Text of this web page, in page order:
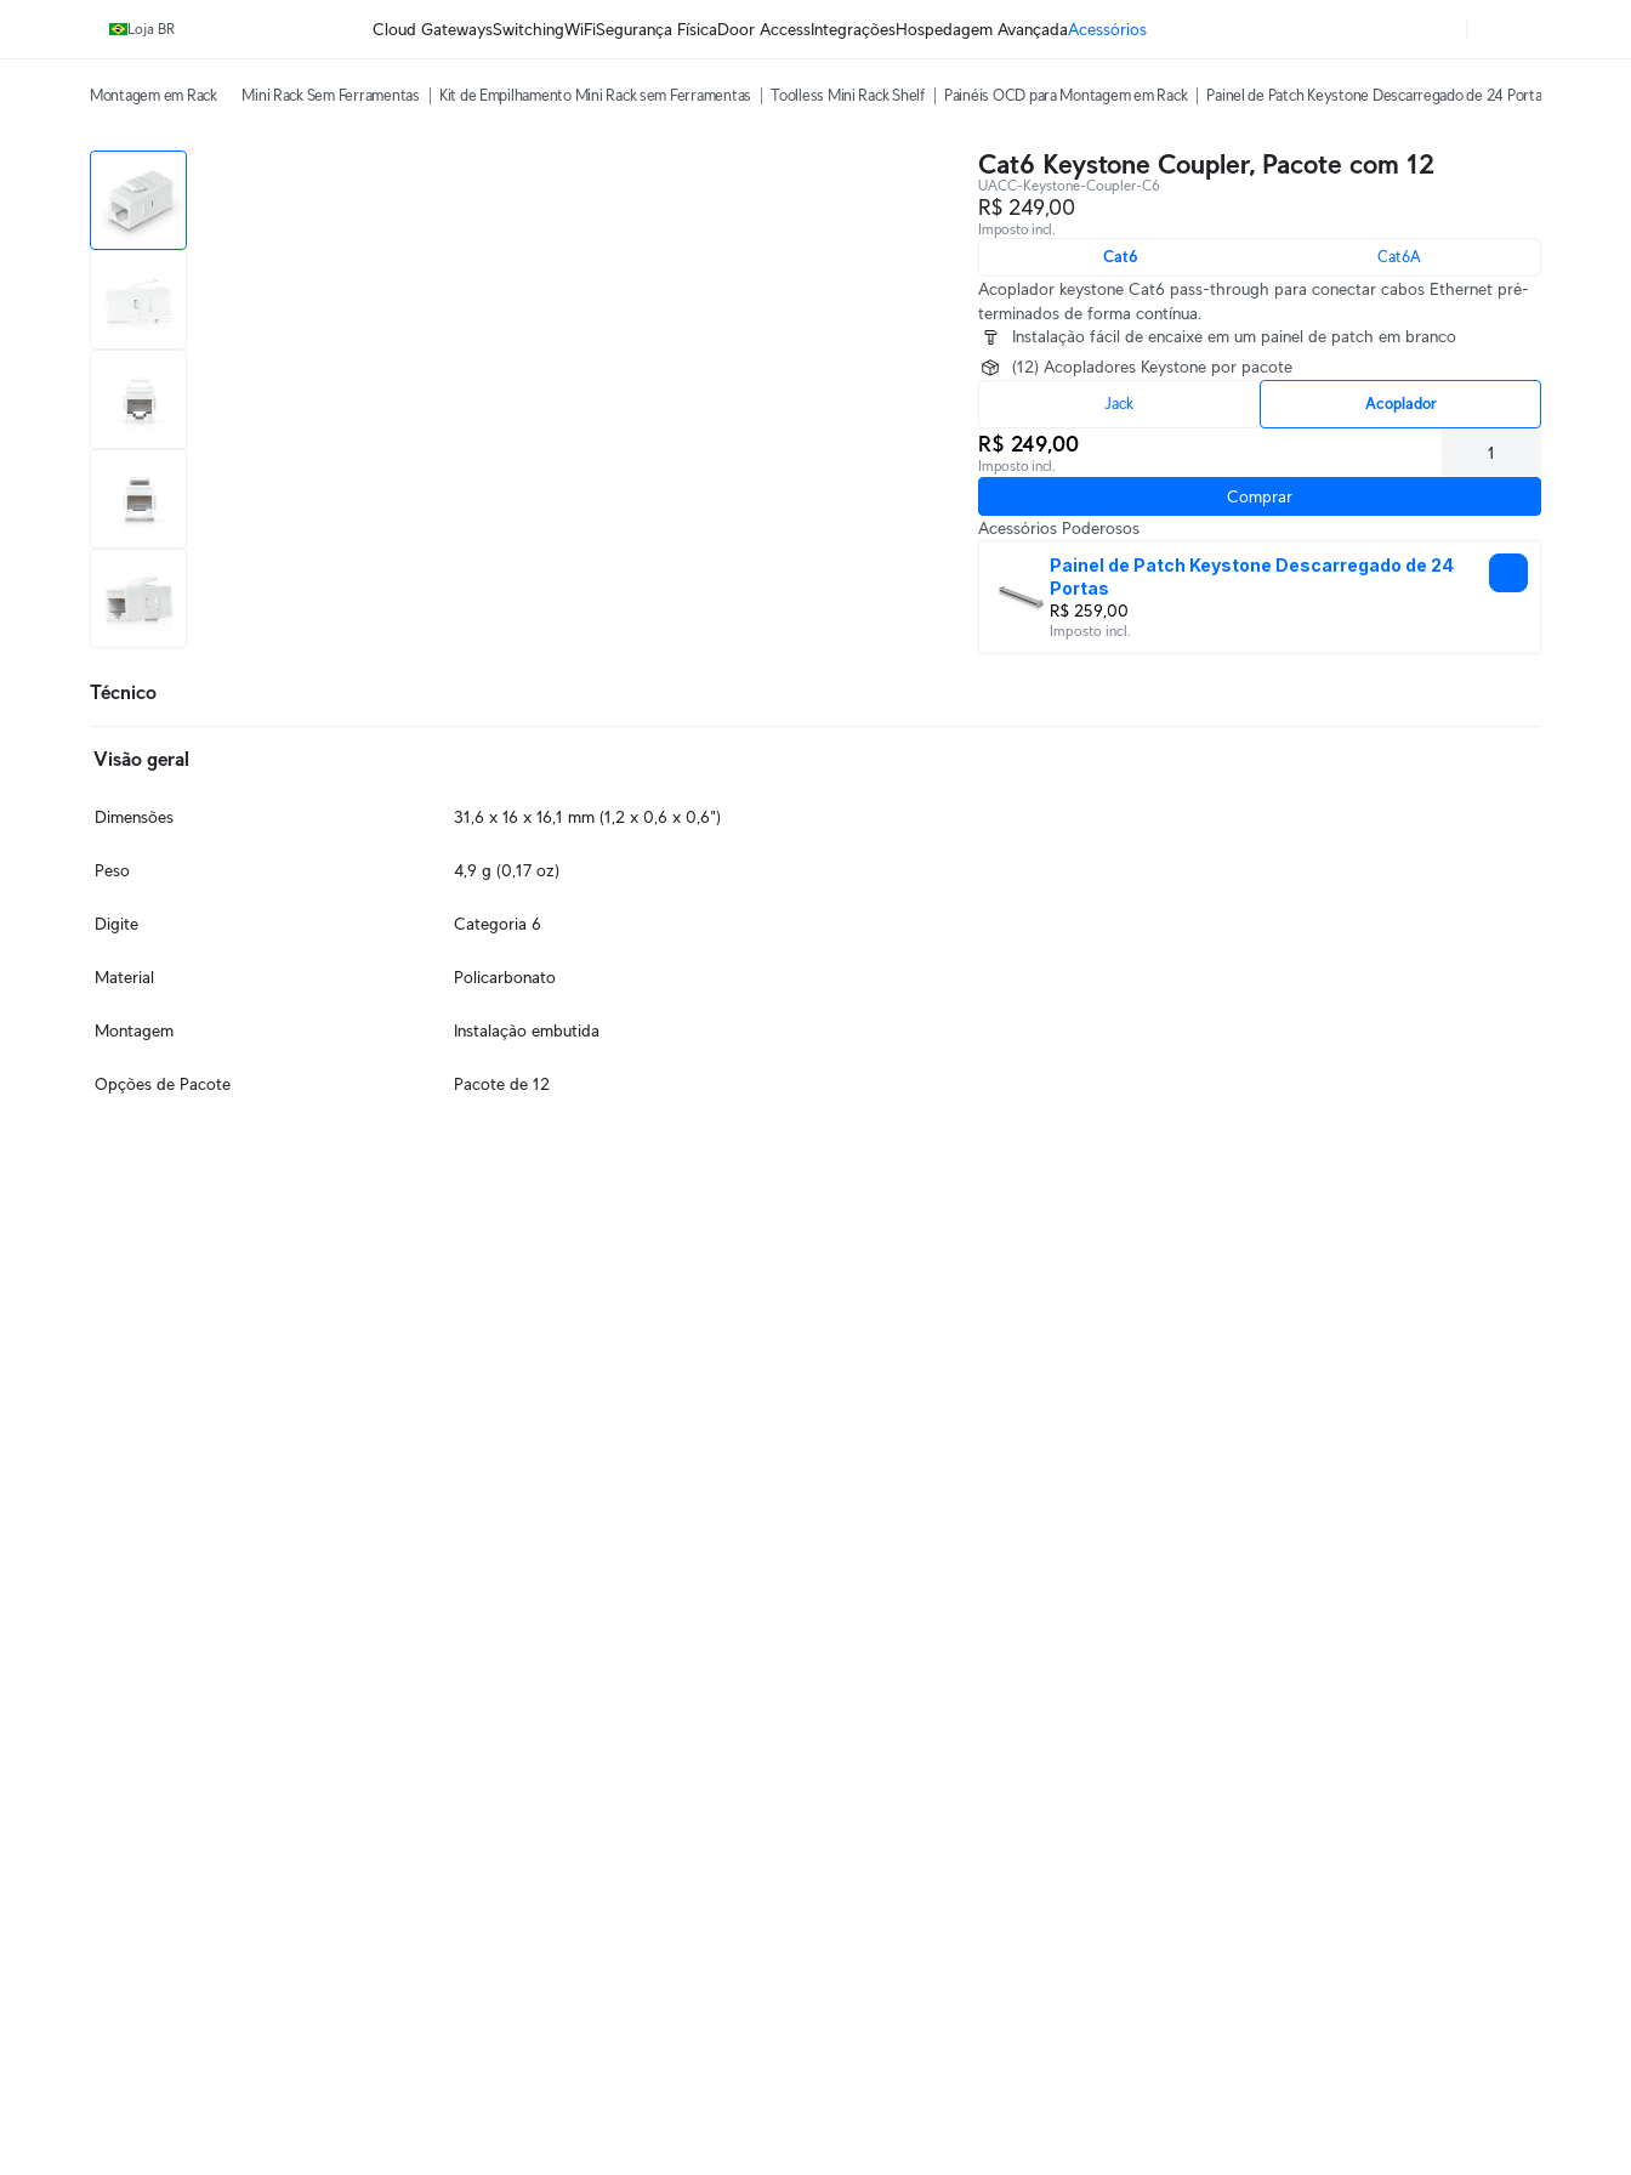
Loja BR
Cloud GatewaysSwitchingWiFiSegurança FísicaDoor AccessIntegraçõesHospedagem AvançadaAcessórios
Montagem em Rack Mini Rack Sem Ferramentas Kit de Empilhamento Mini Rack sem Ferramentas Toolless Mini Rack Shelf Painéis OCD para Montagem em Rack Painel de Patch Keystone Descarregado de 24 Portas
mais
Cat6 Keystone Coupler, Pacote com 12
UACC-Keystone-Coupler-C6
R$ 249,00
Imposto incl.
Cat6 Cat6A
Acoplador keystone Cat6 pass-through para conectar cabos Ethernet pré-
terminados de forma contínua.
Instalação fácil de encaixe em um painel de patch em branco
(12) Acopladores Keystone por pacote
Jack Acoplador
R$ 249,00
Imposto incl.
Comprar
Acessórios Poderosos
Painel de Patch Keystone Descarregado de 24
Portas
R$ 259,00
Imposto incl.
Técnico
Visão geral
Dimensões 31,6 x 16 x 16,1 mm (1,2 x 0,6 x 0,6")
Peso 4,9 g (0,17 oz)
Digite Categoria 6
Material Policarbonato
Montagem Instalação embutida
Opções de Pacote Pacote de 12